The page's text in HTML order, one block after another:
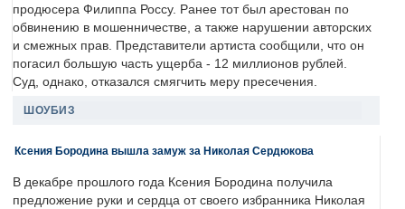
продюсера Филиппа Россу. Ранее тот был арестован по
обвинению в мошенничестве, а также нарушении авторских
и смежных прав. Представители артиста сообщили, что он
погасил большую часть ущерба - 12 миллионов рублей.
Суд, однако, отказался смягчить меру пресечения.
ШОУБИЗ
Ксения Бородина вышла замуж за Николая Сердюкова
В декабре прошлого года Ксения Бородина получила
предложение руки и сердца от своего избранника Николая